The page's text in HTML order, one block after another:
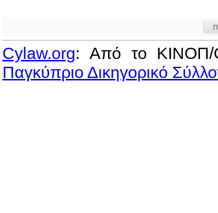
Cylaw.org: Από το
Παγκύπριο Δικηγορικό